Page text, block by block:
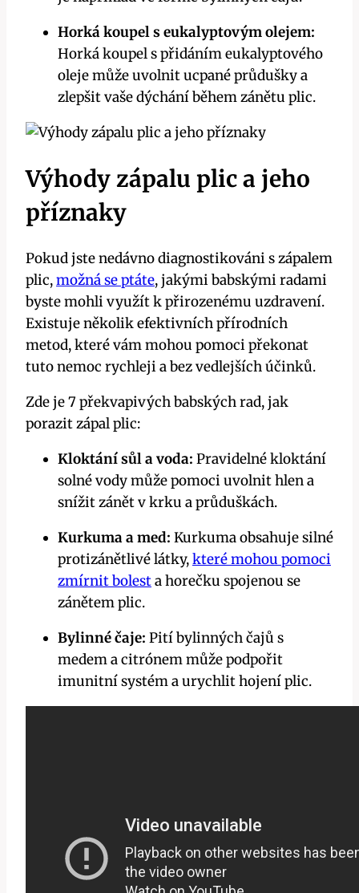
Horká koupel s eukalyptovým olejem:
Horká koupel s přidáním eukalyptového
oleje může uvolnit ucpané průdušky a
zlepšit vaše dýchání během zánětu plic.
Výhody zápalu plic a jeho
příznaky
Pokud jste nedávno diagnostikováni s zápalem
plic,možná se ptáte, jakými babskými radami
byste mohli využít k přirozenému uzdravení.
Existuje několik efektivních přírodních
metod, které vám mohou pomoci překonat
tuto nemoc rychleji a bez vedlejších účinků.
Zde je 7 překvapivých babských rad, jak
porazit zápal plic:
Kloktání sůl a voda: Pravidelné kloktání
solné vody může pomoci uvolnit hlen a
snížit zánět v krku a průduškách.
Kurkuma a med: Kurkuma obsahuje silné
protizánětlivé látky,které mohou pomoci
zmírnit bolesta horečku spojenou se
zánětem plic.
Bylinné čaje: Pití bylinných čajů s
medem a citrónem může podpořit
imunitní systém a urychlit hojení plic.